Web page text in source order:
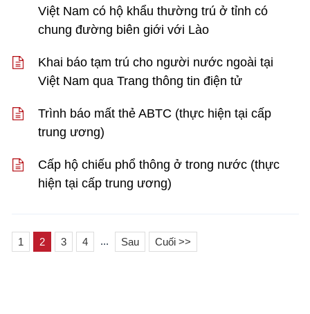
Việt Nam có hộ khẩu thường trú ở tỉnh có
chung đường biên giới với Lào
Khai báo tạm trú cho người nước ngoài tại
Việt Nam qua Trang thông tin điện tử
Trình báo mất thẻ ABTC (thực hiện tại cấp
trung ương)
Cấp hộ chiếu phổ thông ở trong nước (thực
hiện tại cấp trung ương)
1 2 3 4 ... Sau Cuối >>